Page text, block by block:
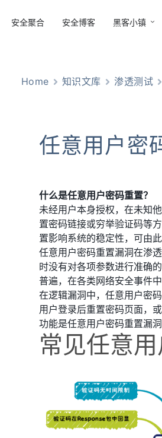
安全聚合 安全博客 黑客小镇
Home 知识文库 渗透测试
任意用户密
什么是任意用户密码重置？
未经用户本身授权，在未知
置密码链接或穷举验证码等
置影响系统的稳定性，可由
任意用户密码重置漏洞在渗
时没有对各项参数进行准确
普遍，在各类网络安全事件
在逻辑漏洞中，任意用户密
用户登录后重置密码页面，
功能是任意用户密码重置漏洞
常见任意